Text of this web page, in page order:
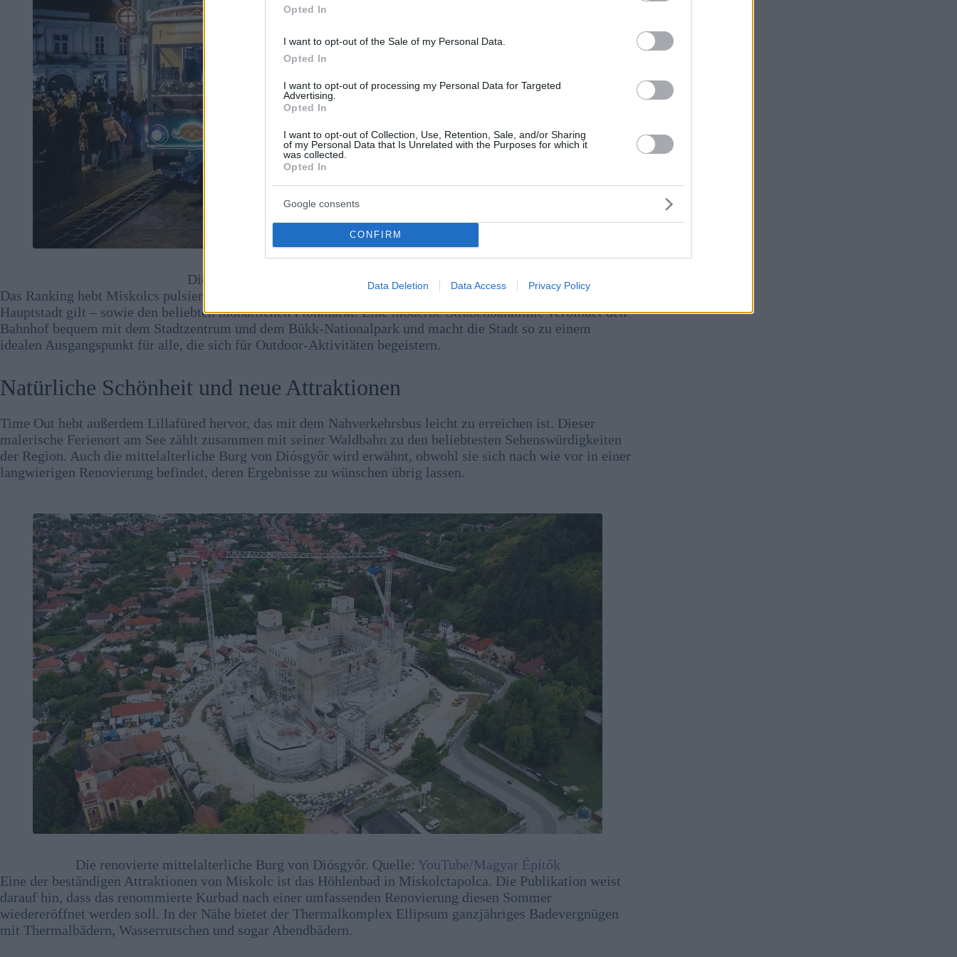
Opted In
I want to opt-out of the Sale of my Personal Data.
Opted In
I want to opt-out of processing my Personal Data for Targeted
Advertising.
Opted In
I want to opt-out of Collection, Use, Retention, Sale, and/or Sharing
of my Personal Data that Is Unrelated with the Purposes for which it
was collected.
Opted In
Google consents
CONFIRM
Data Deletion Data Access Privacy Policy
Die Adventsstraßenbahn in Miskolc, Ungarn.
Das Ranking hebt Miskolcs pulsierendes Nachtleben hervor – das als eines der besten außerhalb der
Hauptstadt gilt – sowie den beliebten monatlichen Flohmarkt. Eine moderne Straßenbahnlinie verbindet den
Bahnhof bequem mit dem Stadtzentrum und dem Bükk-Nationalpark und macht die Stadt so zu einem
idealen Ausgangspunkt für alle, die sich für Outdoor-Aktivitäten begeistern.
Natürliche Schönheit und neue Attraktionen
Time Out hebt außerdem Lillafüred hervor, das mit dem Nahverkehrsbus leicht zu erreichen ist. Dieser
malerische Ferienort am See zählt zusammen mit seiner Waldbahn zu den beliebtesten Sehenswürdigkeiten
der Region. Auch die mittelalterliche Burg von Diósgyőr wird erwähnt, obwohl sie sich nach wie vor in einer
langwierigen Renovierung befindet, deren Ergebnisse zu wünschen übrig lassen.
Die renovierte mittelalterliche Burg von Diósgyőr. Quelle: YouTube/Magyar Építők
Eine der beständigen Attraktionen von Miskolc ist das Höhlenbad in Miskolctapolca. Die Publikation weist
darauf hin, dass das renommierte Kurbad nach einer umfassenden Renovierung diesen Sommer
wiedereröffnet werden soll. In der Nähe bietet der Thermalkomplex Ellipsum ganzjähriges Badevergnügen
mit Thermalbädern, Wasserrutschen und sogar Abendbädern.